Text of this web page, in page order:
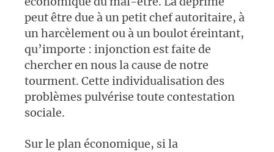
peut être due à un petit chef autoritaire, à
un harcèlement ou à un boulot éreintant,
qu’importe : injonction est faite de
chercher en nous la cause de notre
tourment. Cette individualisation des
problèmes pulvérise toute contestation
sociale.
Sur le plan économique, si la